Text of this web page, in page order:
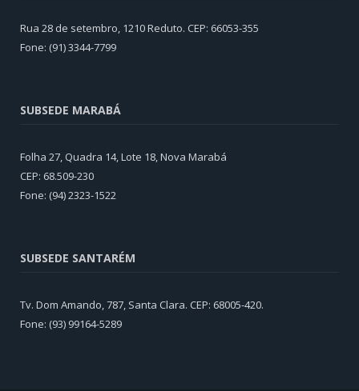
Rua 28 de setembro, 1210 Reduto. CEP: 66053-355
Fone: (91) 3344-7799
SUBSEDE MARABÁ
Folha 27, Quadra 14, Lote 18, Nova Marabá
CEP: 68.509-230
Fone: (94) 2323-1522
SUBSEDE SANTARÉM
Tv. Dom Amando, 787, Santa Clara. CEP: 68005-420.
Fone: (93) 99164-5289